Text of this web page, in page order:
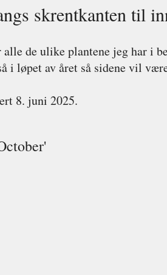
skrentkanten til
de ulike plantene jeg har i
i løpet av året så sidene vil
8. juni 2025.